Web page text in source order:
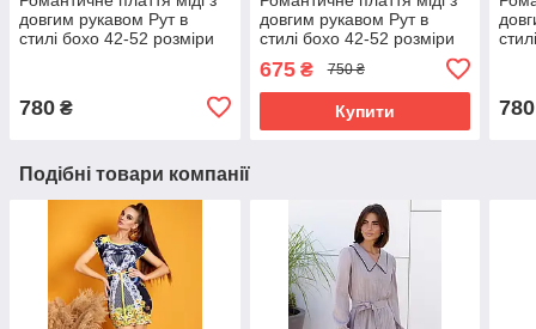
довгим рукавом Рут в
стилі бохо 42-52 розміри
780 ₴
довгим рукавом Рут в
стилі бохо 42-52 розміри
675₴ 750 ₴
Купити 780
Подібні товари компанії